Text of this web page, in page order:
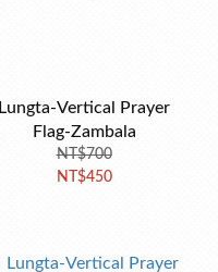
Lungta-Vertical Prayer
Flag-Zambala
NT$700
NT$450